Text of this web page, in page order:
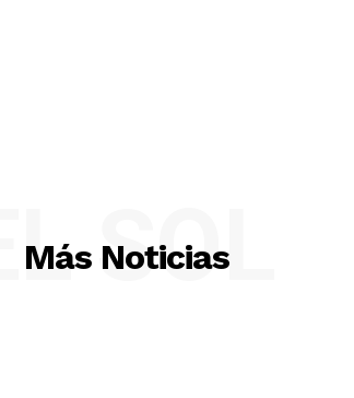
Más Noticias
EL SOL